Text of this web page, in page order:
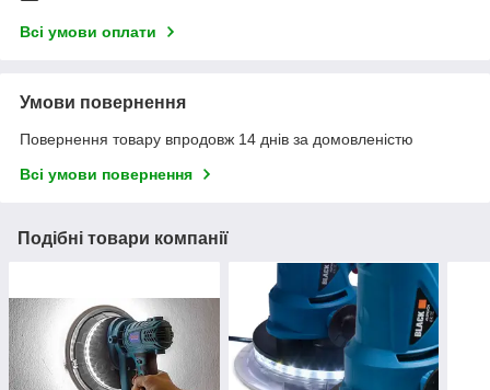
Всі умови оплати
Умови повернення
Повернення товару впродовж 14 днів за домовленістю
Всі умови повернення
Подібні товари компанії